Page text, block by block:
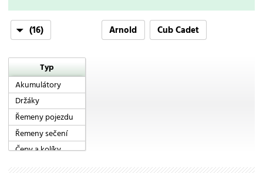
(16) Arnold
Cub Cadet
Megadyne
Motor Jikov Green
Riwall PRO
Typ
Akumulátory
Držáky
Řemeny pojezdu
Řemeny sečení
Čepy a kolíky
Kladky a řemenice